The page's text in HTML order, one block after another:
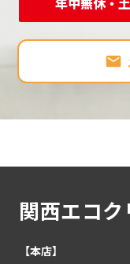
関西エコ
【本店】